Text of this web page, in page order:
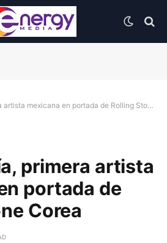
mexicana en portada de Rolling Stone Corea
primera artista
portada de
Corea